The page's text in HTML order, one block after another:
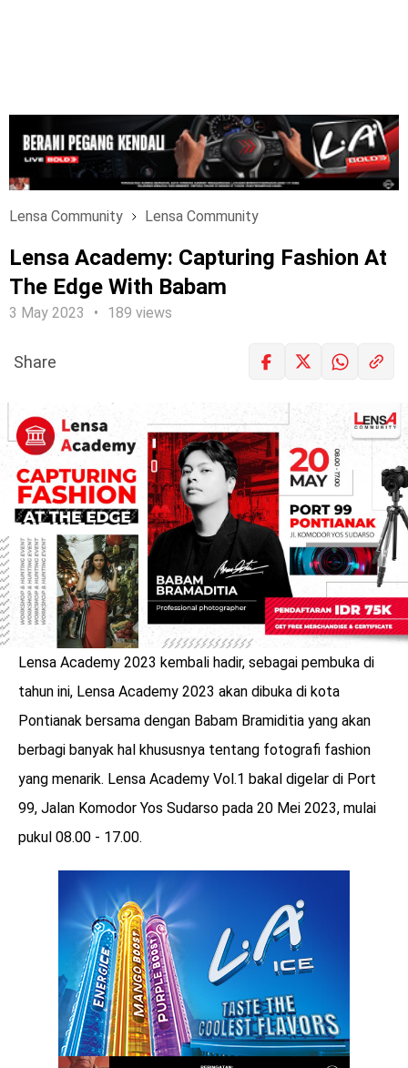
Lensa Community Lensa Community
Lensa Academy: Capturing Fashion At
The Edge With Babam
3 May 2023 189 views
benefit
menarik
LOGIN
Share
Lensa Academy 2023 kembali hadir, sebagai pembuka di
tahun ini, Lensa Academy 2023 akan dibuka di kota
Pontianak bersama dengan Babam Bramiditia yang akan
berbagi banyak hal khususnya tentang fotografi fashion
yang menarik. Lensa Academy Vol.1 bakal digelar di Port
99, Jalan Komodor Yos Sudarso pada 20 Mei 2023, mulai
pukul 08.00 - 17.00.